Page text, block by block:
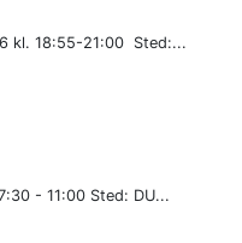
kl. 18:55-21:00 Sted:...
- 11:00 Sted: DU...